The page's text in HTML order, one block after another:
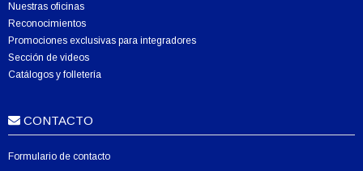
Nuestras oficinas
Reconocimientos
Promociones exclusivas para integradores
Sección de videos
Catálogos y folletería
CONTACTO
Formulario de contacto